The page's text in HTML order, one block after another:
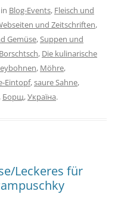
Blog-Events, Fleisch und
und Zeitschriften,
Gemüse,Suppen und
Borschtsch, Die kulinarische
, Möhre,
Eintopf,saure Sahne,
, Борщ,Україна.
Leckeres für